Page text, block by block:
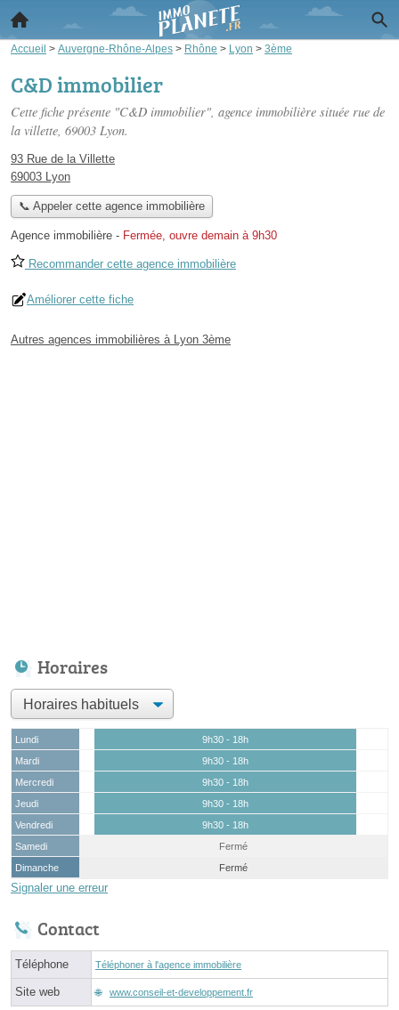
Accueil > Auvergne-Rhône-Alpes > Rhône > Lyon > 3ème
C&D immobilier
Cette fiche présente "C&D immobilier", agence immobilière située rue de
la villette, 69003 Lyon.
93 Rue de la Villette
69003 Lyon
📞 Appeler cette agence immobilière
Agence immobilière - Fermée, ouvre demain à 9h30
Recommander cette agence immobilière
Améliorer cette fiche
Autres agences immobilières à Lyon 3ème
Horaires
Lundi
9h30 - 18h
Mardi
9h30 - 18h
Mercredi
9h30 - 18h
Jeudi
9h30 - 18h
Vendredi
9h30 - 18h
Samedi
Fermé
Dimanche
Fermé
Signaler une erreur
Contact
Téléphone Téléphoner à l'agence immobilière
Site web www.conseil-et-developpement.fr